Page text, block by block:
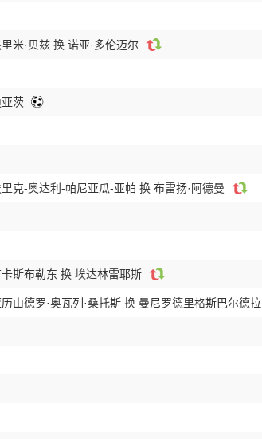
米·贝兹 换 诺亚·多伦迈尔
茨
克-奥达利-帕尼亚瓜-亚帕 换 布雷扬·阿德曼
卡斯布勒东 换 埃达林雷耶斯
历山德罗·奥瓦列·桑托斯 换 曼尼罗德里格斯巴尔德拉